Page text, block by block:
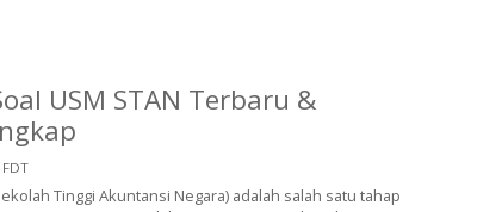
USM STAN Terbaru &
FDT
Tinggi Akuntansi Negara) adalah salah satu tahap